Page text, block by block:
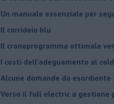
Un manuale essenziale per
Il corridoio blu
​Il cronoprogramma ottimale
​I costi dell’adeguamento al
Alcune domande da
Verso il full electric a gestione